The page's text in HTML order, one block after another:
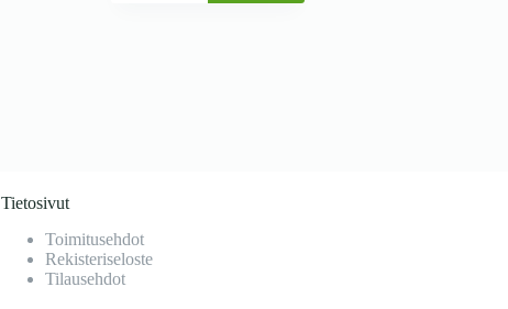
Tietosivut
Toimitusehdot
Rekisteriseloste
Tilausehdot